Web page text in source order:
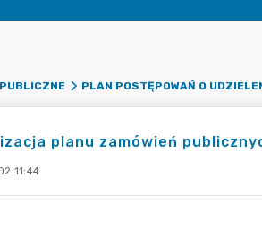
PLAN POSTĘPOWAŃ O
planu zamówień
11:44